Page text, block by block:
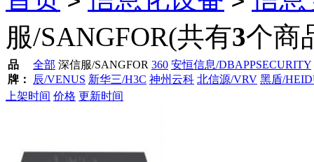
服/SANGFOR(共有3个商
品
牌：
全部 深信服/SANGFOR 360 安恒信息/DBAPPSECURITY
辰/VENUS 新华三/H3C 神州云科 北信源/VRV 黑盾/
上架时间 价格 更新时间